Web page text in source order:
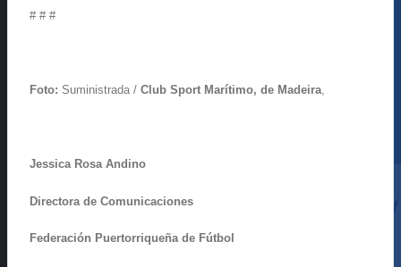
# # #
Foto: Suministrada / Club Sport Marítimo, de Madeira,
Jessica Rosa Andino
Directora de Comunicaciones
Federación Puertorriqueña de Fútbol